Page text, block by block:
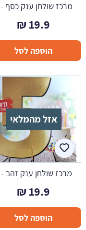
מרכז שולחן ענק כסף - 4
19.9
₪
הוספה לסל
אזל מהמלאי
מרכז שולחן ענק זהב - 5
19.9
₪
הוספה לסל